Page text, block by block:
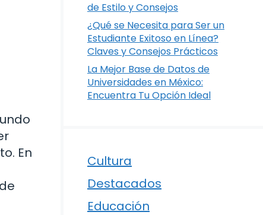
En
de Estilo y Consejos
¿Qué se Necesita para Ser un
Estudiante Exitoso en Línea?
Claves y Consejos Prácticos
La Mejor Base de Datos de
Universidades en México:
Encuentra Tu Opción Ideal
Cultura
Destacados
Educación